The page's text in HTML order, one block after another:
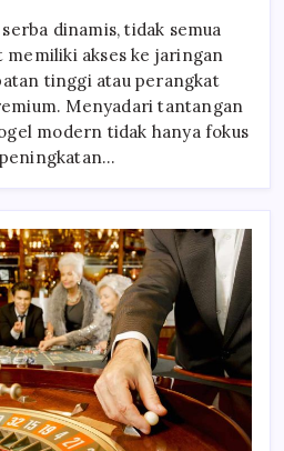
Data
UI
Adaptif
Pada
Platform
Bandar
Togel
dinamis, tidak semua
akses ke jaringan
tinggi atau perangkat
Menyadari tantangan
modern tidak hanya fokus